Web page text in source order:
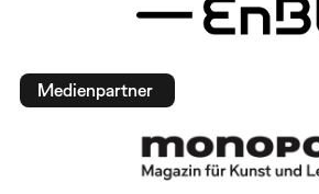
Medienpartner